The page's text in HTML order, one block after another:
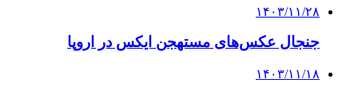
۱۴۰۳/۱۱/۲۸
جنجال عکس‌های مستهجن ایکس در اروپا
۱۴۰۳/۱۱/۱۸